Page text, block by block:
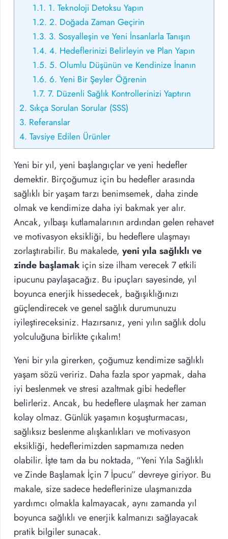
1.1. 1. Teknoloji Detoksu Yapın
1.2. 2. Doğada Zaman Geçirin
1.3. 3. Sosyalleşin ve Yeni İnsanlarla Tanışın
1.4. 4. Hedeflerinizi Belirleyin ve Plan Yapın
1.5. 5. Olumlu Düşünün ve Kendinize İnanın
1.6. 6. Yeni Bir Şeyler Öğrenin
1.7. 7. Düzenli Sağlık Kontrollerinizi Yaptırın
2. Sıkça Sorulan Sorular (SSS)
3. Referanslar
4. Tavsiye Edilen Ürünler
Yeni bir yıl, yeni başlangıçlar ve yeni hedefler
demektir. Birçoğumuz için bu hedefler arasında
sağlıklı bir yaşam tarzı benimsemek, daha zinde
olmak ve kendimize daha iyi bakmak yer alır.
Ancak, yılbaşı kutlamalarının ardından gelen rehavet
ve motivasyon eksikliği, bu hedeflere ulaşmayı
zorlaştırabilir. Bu makalede, yeni yıla sağlıklı ve
zinde başlamak için size ilham verecek 7 etkili
ipucunu paylaşacağız. Bu ipuçları sayesinde, yıl
boyunca enerjik hissedecek, bağışıklığınızı
güçlendirecek ve genel sağlık durumunuzu
iyileştireceksiniz. Hazırsanız, yeni yılın sağlık dolu
yolculuğuna birlikte çıkalım!
Yeni bir yıla girerken, çoğumuz kendimize sağlıklı
yaşam sözü veririz. Daha fazla spor yapmak, daha
iyi beslenmek ve stresi azaltmak gibi hedefler
belirleriz. Ancak, bu hedeflere ulaşmak her zaman
kolay olmaz. Günlük yaşamın koşuşturmacası,
sağlıksız beslenme alışkanlıkları ve motivasyon
eksikliği, hedeflerimizden sapmamıza neden
olabilir. İşte tam da bu noktada, “Yeni Yıla Sağlıklı
ve Zinde Başlamak İçin 7 İpucu” devreye giriyor. Bu
makale, size sadece hedeflerinize ulaşmanızda
yardımcı olmakla kalmayacak, aynı zamanda yıl
boyunca sağlıklı ve enerjik kalmanızı sağlayacak
pratik bilgiler sunacak.